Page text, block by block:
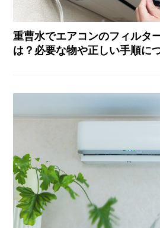
重曹水でエアコンのフィルタ
は？必要な物や正しい手順に